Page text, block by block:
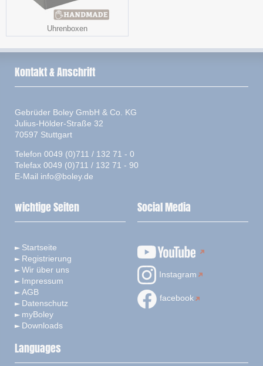
Uhrenboxen
Kontakt & Anschrift
Gebrüder Boley GmbH & Co. KG
Julius-Hölder-Straße 32
70597 Stuttgart
Telefon 0049 (0)711 / 132 71 - 0
Telefax 0049 (0)711 / 132 71 - 90
E-Mail info@boley.de
wichtige Seiten
Startseite
Registrierung
Wir über uns
Impressum
AGB
Datenschutz
myBoley
Downloads
Social Media
Instagram
facebook
Languages